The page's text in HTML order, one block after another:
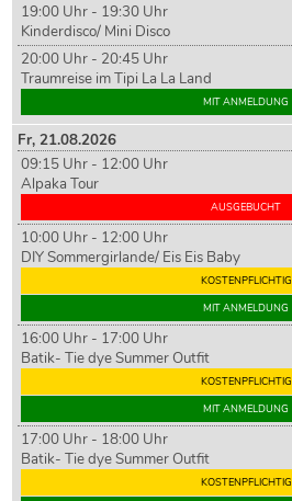
19:00 Uhr - 19:30 Uhr
Kinderdisco/ Mini Disco
20:00 Uhr - 20:45 Uhr
Traumreise im Tipi La La Land
MIT ANMELDUNG
Fr,21.08.2026
09:15 Uhr - 12:00 Uhr
Alpaka Tour
AUSGEBUCHT
10:00 Uhr - 12:00 Uhr
DIY Sommergirlande/ Eis Eis Baby
KOSTENPFLICHTIG
MIT ANMELDUNG
16:00 Uhr - 17:00 Uhr
Batik- Tie dye Summer Outfit
KOSTENPFLICHTIG
MIT ANMELDUNG
17:00 Uhr - 18:00 Uhr
Batik- Tie dye Summer Outfit
KOSTENPFLICHTIG